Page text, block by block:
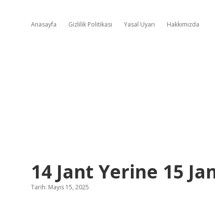
Anasayfa Gizlilik Politikası Yasal Uyarı Hakkımızda
14 Jant Yerine 15
Tarih: Mayıs 15, 2025